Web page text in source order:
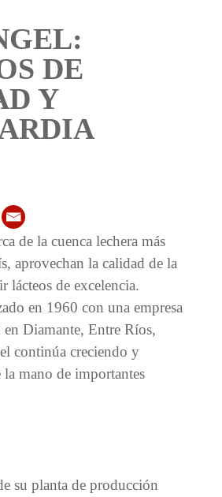
DE
Y
de la cuenca lechera más
aprovechan la calidad de la
lácteos de excelencia.
en 1960 con una empresa
Diamante, Entre Ríos,
continúa creciendo y
mano de importantes
su planta de producción